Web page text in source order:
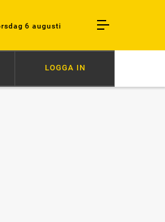
6 augusti
SLAG I TRANSPORT
LOGGA IN